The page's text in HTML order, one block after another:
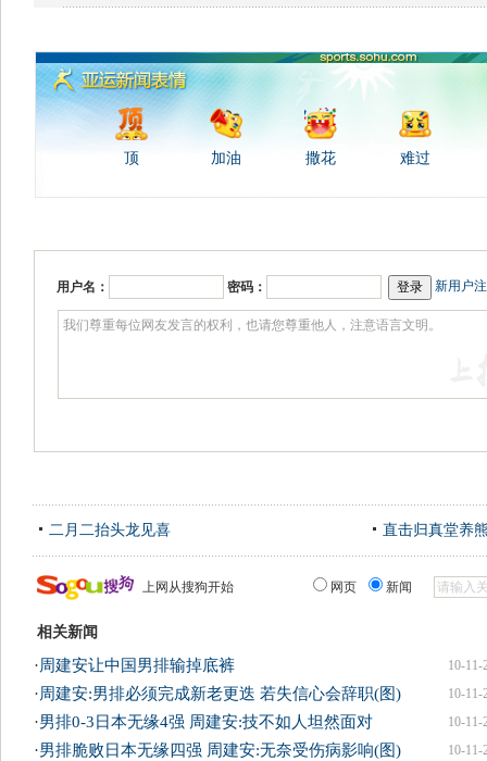
顶 加油 撒花 难过
用户名： 密码： 新用户
二月二抬头龙见喜 直击归真堂养
上网从搜狗开始 网页 新闻
相关新闻
10-11-
·周建安让中国男排输掉底裤
10-11-
·周建安:男排必须完成新老更迭 若失信心会辞职(图)
10-11-
·男排0-3日本无缘4强 周建安:技不如人坦然面对
10-11-
·男排脆败日本无缘四强 周建安:无奈受伤病影响(图)